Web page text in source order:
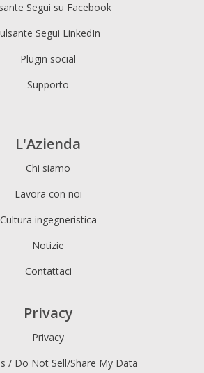
Segui su Facebook
Segui LinkedIn
Plugin social
Supporto
L'Azienda
Chi siamo
Lavora con noi
Cultura ingegneristica
Notizie
Contattaci
Privacy
Privacy
/ Do Not Sell/Share My Data